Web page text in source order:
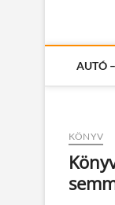
AUTÓ
KÖNYV